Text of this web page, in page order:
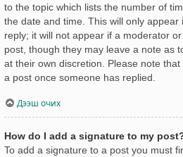
to the topic which lists the number of
the date and time. This will only
reply; it will not appear if a moderator
post, though they may leave a note as
at their own discretion. Please note
a post once someone has replied.
Дээш очих
How do I add a signature to my
To add a signature to a post you must